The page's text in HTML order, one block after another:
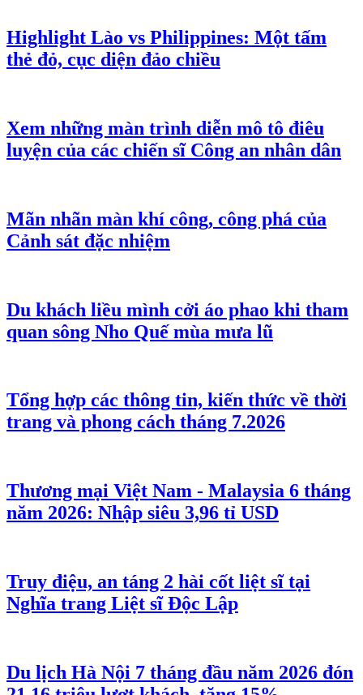
Highlight Lào vs Philippines: Một tấm
thẻ đỏ, cục diện đảo chiều
Xem những màn trình diễn mô tô điêu
luyện của các chiến sĩ Công an nhân dân
Mãn nhãn màn khí công, công phá của
Cảnh sát đặc nhiệm
Du khách liều mình cởi áo phao khi tham
quan sông Nho Quế mùa mưa lũ
Tổng hợp các thông tin, kiến thức về thời
trang và phong cách tháng 7.2026
Thương mại Việt Nam - Malaysia 6 tháng
năm 2026: Nhập siêu 3,96 tỉ USD
Truy điệu, an táng 2 hài cốt liệt sĩ tại
Nghĩa trang Liệt sĩ Độc Lập
Du lịch Hà Nội 7 tháng đầu năm 2026 đón